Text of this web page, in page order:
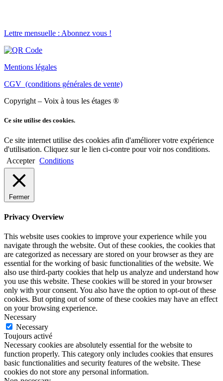
Lettre mensuelle : Abonnez vous !
Mentions légales
CGV (conditions générales de vente)
Copyright – Voix à tous les étages ®
Ce site utilise des cookies.
Ce site internet utilise des cookies afin d'améliorer votre expérience
d'utilisation. Cliquez sur le lien ci-contre pour voir nos conditions.
Accepter Conditions
Fermer
Privacy Overview
This website uses cookies to improve your experience while you
navigate through the website. Out of these cookies, the cookies that
are categorized as necessary are stored on your browser as they are
essential for the working of basic functionalities of the website. We
also use third-party cookies that help us analyze and understand how
you use this website. These cookies will be stored in your browser
only with your consent. You also have the option to opt-out of these
cookies. But opting out of some of these cookies may have an effect
on your browsing experience.
Necessary
Necessary
Toujours activé
Necessary cookies are absolutely essential for the website to
function properly. This category only includes cookies that ensures
basic functionalities and security features of the website. These
cookies do not store any personal information.